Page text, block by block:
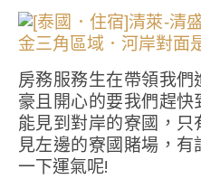
房務服務生在帶領我
豪且開心的要我們趕
能見到對岸的寮國，
見左邊的寮國賭場，
一下運氣呢!